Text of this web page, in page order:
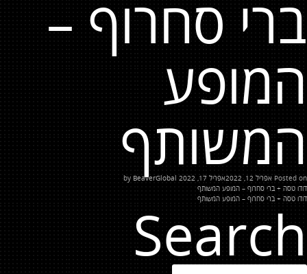
ברי סחרוף –
המופע
המשותף
Posted on אפריל 12, 2022 אפריל 17, 2022 BeaverGlobal
ניווט
דודו טסה + ברי סחרוף – המופע המשותף
דודו טסה + ברי סחרוף – המופע המשותף
Search
חיפוש: